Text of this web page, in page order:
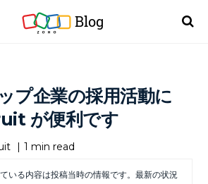
Blog
プ企業の採用活動に
が便利です
| 1 min read
いる内容は投稿当時の情報です。最新の状況